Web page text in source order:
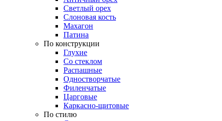
Светлый орех
Слоновая кость
Махагон
Патина
По конструкции
Глухие
Со стеклом
Распашные
Одностворчатые
Филенчатые
Царговые
Каркасно-щитовые
По стилю